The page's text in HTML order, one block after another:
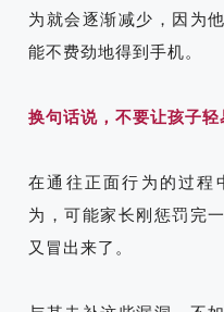
为就会逐渐减少，因为
能不费劲地得到手机。
换句话说，不要让孩子轻
在通往正面行为的过程
为，可能家长刚惩罚完
又冒出来了。